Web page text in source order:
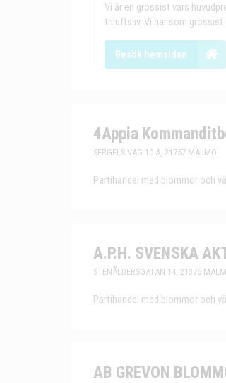
Vi är en grossist vars
friluftsliv. Vi har som
Besök hemsidan
4Appia
SERGELS VÄG 10 A, 21757 MALMÖ
Partihandel med blommor och
A.P.H. SVENSKA
STENÅLDERSGATAN 14, 21376
Partihandel med blommor och
AB GREVON